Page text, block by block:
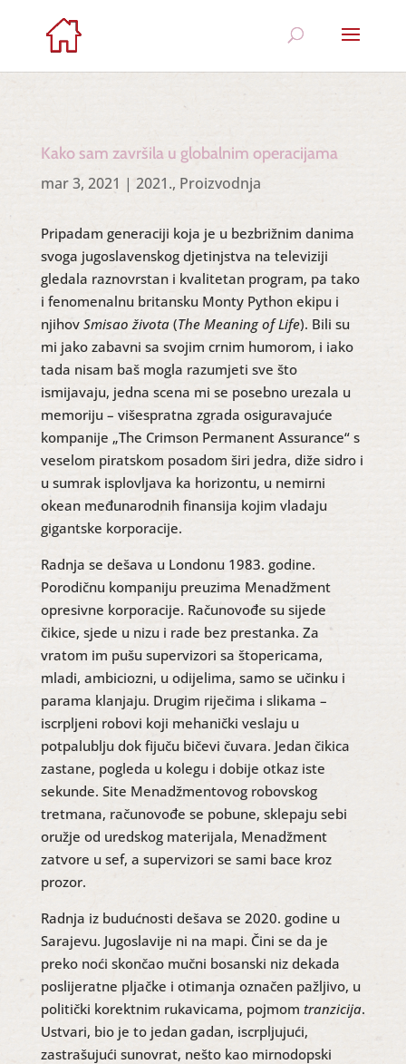
Kako sam završila u globalnim operacijama
mar 3, 2021 | 2021., Proizvodnja
Pripadam generaciji koja je u bezbrižnim danima
svoga jugoslavenskog djetinjstva na televiziji
gledala raznovrstan i kvalitetan program, pa tako
i fenomenalnu britansku Monty Python ekipu i
njihov Smisao života(The Meaning of Life). Bili su
mi jako zabavni sa svojim crnim humorom, i iako
tada nisam baš mogla razumjeti sve što
ismijavaju, jedna scena mi se posebno urezala u
memoriju – višespratna zgrada osiguravajuće
kompanije „The Crimson Permanent Assurance“ s
veselom piratskom posadom širi jedra, diže sidro i
u sumrak isplovljava ka horizontu, u nemirni
okean međunarodnih finansija kojim vladaju
gigantske korporacije.
Radnja se dešava u Londonu 1983. godine.
Porodičnu kompaniju preuzima Menadžment
opresivne korporacije. Računovođe su sijede
čikice, sjede u nizu i rade bez prestanka. Za
vratom im pušu supervizori sa štopericama,
mladi, ambiciozni, u odijelima, samo se učinku i
parama klanjaju. Drugim riječima i slikama –
iscrpljeni robovi koji mehanički veslaju u
potpalublju dok fijuču bičevi čuvara. Jedan čikica
zastane, pogleda u kolegu i dobije otkaz iste
sekunde. Site Menadžmentovog robovskog
tretmana, računovođe se pobune, sklepaju sebi
oružje od uredskog materijala, Menadžment
zatvore u sef, a supervizori se sami bace kroz
prozor.
Radnja iz budućnosti dešava se 2020. godine u
Sarajevu. Jugoslavije ni na mapi. Čini se da je
preko noći skončao mučni bosanski niz dekada
poslijeratne pljačke i otimanja označen pažljivo, u
politički korektnim rukavicama, pojmom tranzicija.
Ustvari, bio je to jedan gadan, iscrpljujući,
zastrašujući sunovrat, nešto kao mirnodopski